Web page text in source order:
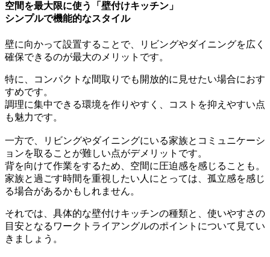
空間を最大限に使う「壁付けキッチン」
シンプルで機能的なスタイル
壁に向かって設置することで、リビングやダイニングを広く
確保できるのが最大のメリットです。
特に、コンパクトな間取りでも開放的に見せたい場合におす
すめです。
調理に集中できる環境を作りやすく、コストを抑えやすい点
も魅力です。
一方で、リビングやダイニングにいる家族とコミュニケーシ
ョンを取ることが難しい点がデメリットです。
背を向けて作業をするため、空間に圧迫感を感じることも。
家族と過ごす時間を重視したい人にとっては、孤立感を感じ
る場合があるかもしれません。
それでは、具体的な壁付けキッチンの種類と、使いやすさの
目安となるワークトライアングルのポイントについて見てい
きましょう。